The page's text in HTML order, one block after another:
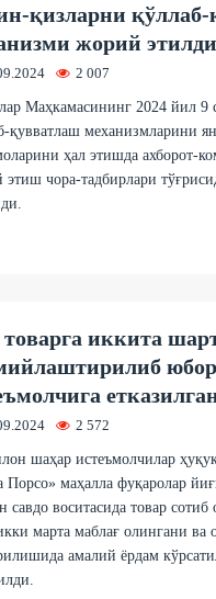
қизларни
жорий этилди
2 007
Маҳкамасининг 2024 йил 9
қувватлаш механизмларини
ҳал этишда ахборот-
чора-тадбирлари
иккита
2 572
шаҳар истеъмолчилар
Порсо» маҳалла фуқаролар
савдо воситасида товар
марта маблағ олингани ва
амалий ёрдам